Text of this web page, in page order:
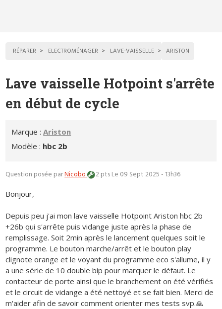
RÉPARER ELECTROMÉNAGER LAVE-VAISSELLE ARISTON
Lave vaisselle Hotpoint s'arrête
en début de cycle
Marque :Ariston
Modèle : hbc 2b
Question posée parNicobo 2 ptsLe 09 Sept 2025 - 13h36
Bonjour,
Depuis peu j'ai mon lave vaisselle Hotpoint Ariston hbc 2b
+26b qui s'arrête puis vidange juste après la phase de
remplissage. Soit 2min après le lancement quelques soit le
programme. Le bouton marche/arrêt et le bouton play
clignote orange et le voyant du programme eco s'allume, il y
a une série de 10 double bip pour marquer le défaut. Le
contacteur de porte ainsi que le branchement on été vérifiés
et le circuit de vidange a été nettoyé et se fait bien. Merci de
m'aider afin de savoir comment orienter mes tests svp.🙏